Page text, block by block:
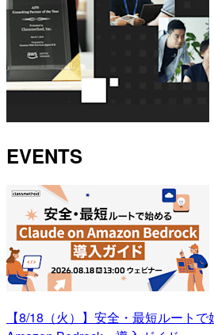
EVENTS
【8/18（火）】安全・最短ルート